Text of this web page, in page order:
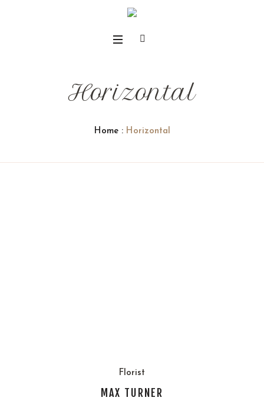
Horizontal
Home : Horizontal
Florist
MAX TURNER